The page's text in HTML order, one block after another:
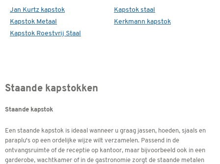
Jan Kurtz kapstok
Kapstok Metaal
Kapstok Roestvrij Staal
Kapstok staal
Kerkmann kapstok
Staande kapstokken
Staande kapstok
Een staande kapstok is ideaal wanneer u graag jassen, hoeden, sjaals en
paraplu's op een ordelijke wijze wilt verzamelen. Passend in de
ontvangsruimte of de receptie op kantoor, maar bijvoorbeeld ook in een
garderobe, wachtkamer of in de gastronomie zorgt de staande metalen